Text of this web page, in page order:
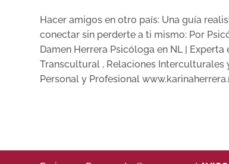
Hacer amigos en otro país: Una guía
conectar sin perderte a ti mismo: Por
Damen Herrera Psicóloga en NL | Experta
Transcultural , Relaciones Interculturales
Personal y Profesional